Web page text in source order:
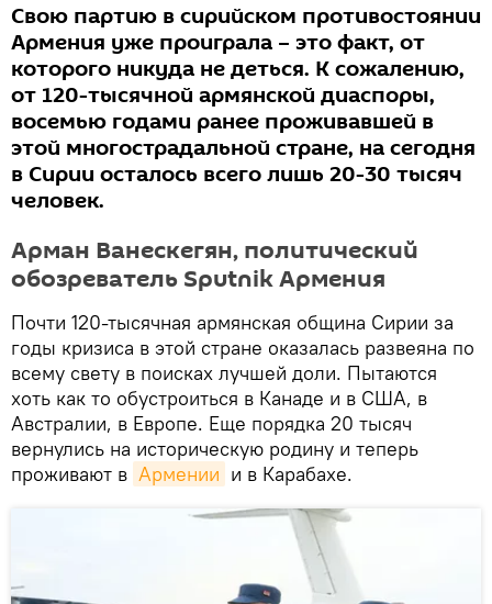
Свою партию в сирийском противостоянии
Армения уже проиграла – это факт, от
которого никуда не деться. К сожалению,
от 120-тысячной армянской диаспоры,
восемью годами ранее проживавшей в
этой многострадальной стране, на сегодня
в Сирии осталось всего лишь 20-30 тысяч
человек.
Арман Ванескегян, политический
обозреватель Sputnik Армения
Почти 120-тысячная армянская община Сирии за
годы кризиса в этой стране оказалась развеяна по
всему свету в поисках лучшей доли. Пытаются
хоть как то обустроиться в Канаде и в США, в
Австралии, в Европе. Еще порядка 20 тысяч
вернулись на историческую родину и теперь
проживают в Армении и в Карабахе.